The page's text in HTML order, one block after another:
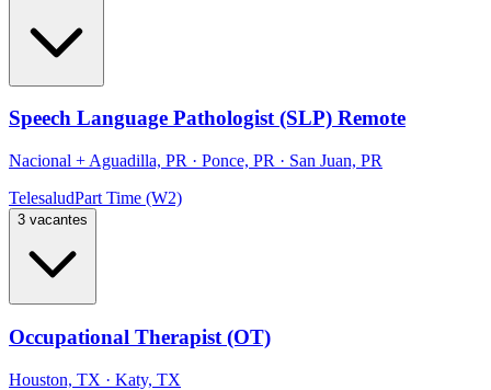
Speech Language Pathologist (SLP) Remote
Nacional + Aguadilla, PR · Ponce, PR · San Juan, PR
TelesaludPart Time (W2)
3 vacantes
Occupational Therapist (OT)
Houston, TX · Katy, TX